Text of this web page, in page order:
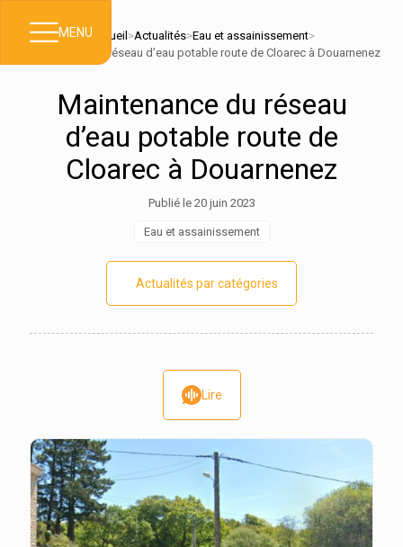
MENUAccueil >Actualités>Eau et assainissement>
Maintenance du réseau d’eau potable route de Cloarec à Douarnenez
Maintenance du réseau
d’eau potable route de
Cloarec à Douarnenez
Publié le 20 juin 2023
Eau et assainissement
Actualités par catégories
Lire